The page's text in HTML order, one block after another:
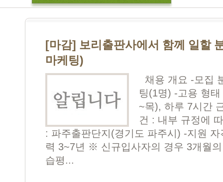
[마감] 보리출판사에서 함께 일할
마케팅)
채용 개요 -모집
팅(1명) -고용 형
~목), 하루 7시간
건 : 내부 규정에
: 파주출판단지(경기도 파주시) -지원
력 3~7년 ※ 신규입사자의 경우 3개월
습평...